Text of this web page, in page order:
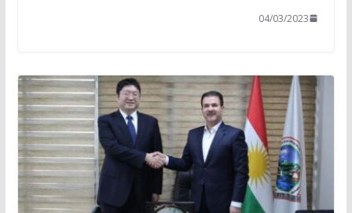
04/03/2023